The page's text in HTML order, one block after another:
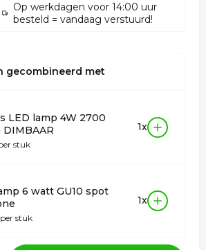
Op werkdagen voor 14:00 uur
besteld = vandaag verstuurd!
gecombineerd met
LED lamp 4W 2700
stuk
1x
6 watt GU10 spot
stuk
1x